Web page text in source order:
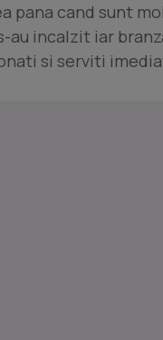
pana cand sunt
au incalzit iar
si serviti